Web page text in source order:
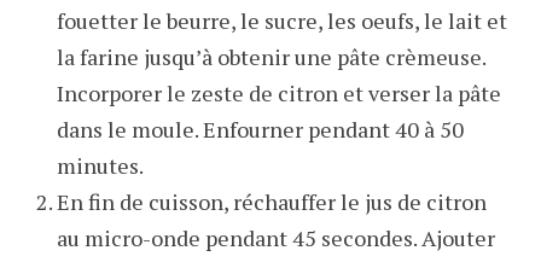
fouetter le beurre, le sucre, les oeufs, le lait et
la farine jusqu’à obtenir une pâte crèmeuse.
Incorporer le zeste de citron et verser la pâte
dans le moule. Enfourner pendant 40 à 50
minutes.
En fin de cuisson, réchauffer le jus de citron
au micro-onde pendant 45 secondes. Ajouter